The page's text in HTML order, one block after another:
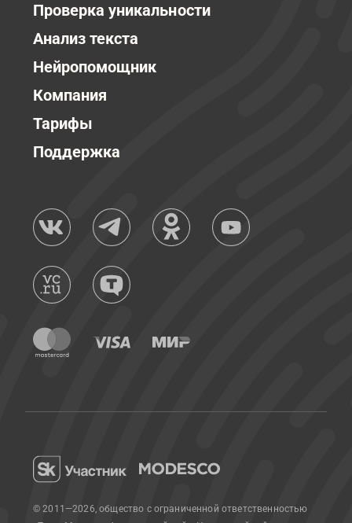
Проверка уникальности
Анализ текста
Нейропомощник
Компания
Тарифы
Поддержка
© 2011—2026, общество с ограниченной ответственностью